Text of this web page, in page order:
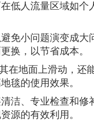
低人流量区域如个
免小问题演变成大
换，以节省成本。
地面上滑动，还
毯的使用效果。
洁、专业检查和修
源的有效利用。